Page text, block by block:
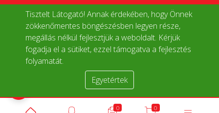
Tisztelt Látogató! Annak érdekében, hogy Önnek
zökkenőmentes böngészésben legyen része,
megállás nélkül fejlesztjük a weboldalt. Kérjük
fogadja el a sütiket, ezzel támogatva a fejlesztés
folyamatát.
Egyetértek
0
0
Termékek összehasonlítása